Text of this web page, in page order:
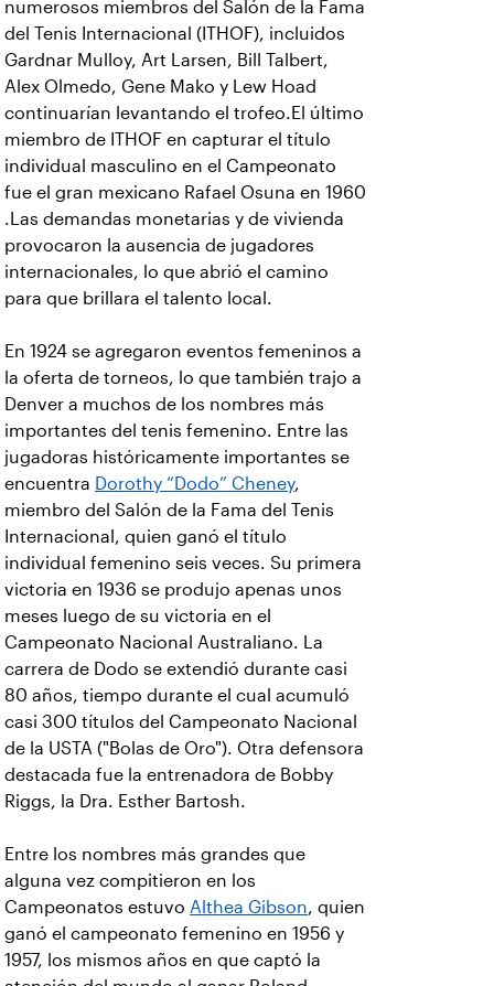
numerosos miembros del Salón de la Fama
del Tenis Internacional (ITHOF), incluidos
Gardnar Mulloy, Art Larsen, Bill Talbert,
Alex Olmedo, Gene Mako y Lew Hoad
continuarían levantando el trofeo.El último
miembro de ITHOF en capturar el título
individual masculino en el Campeonato
fue el gran mexicano Rafael Osuna en 1960
.Las demandas monetarias y de vivienda
provocaron la ausencia de jugadores
internacionales, lo que abrió el camino
para que brillara el talento local.
En 1924 se agregaron eventos femeninos a
la oferta de torneos, lo que también trajo a
Denver a muchos de los nombres más
importantes del tenis femenino. Entre las
jugadoras históricamente importantes se
encuentra Dorothy “Dodo” Cheney,
miembro del Salón de la Fama del Tenis
Internacional, quien ganó el título
individual femenino seis veces. Su primera
victoria en 1936 se produjo apenas unos
meses luego de su victoria en el
Campeonato Nacional Australiano. La
carrera de Dodo se extendió durante casi
80 años, tiempo durante el cual acumuló
casi 300 títulos del Campeonato Nacional
de la USTA ("Bolas de Oro"). Otra defensora
destacada fue la entrenadora de Bobby
Riggs, la Dra. Esther Bartosh.
Entre los nombres más grandes que
alguna vez compitieron en los
Campeonatos estuvo Althea Gibson, quien
ganó el campeonato femenino en 1956 y
1957, los mismos años en que captó la